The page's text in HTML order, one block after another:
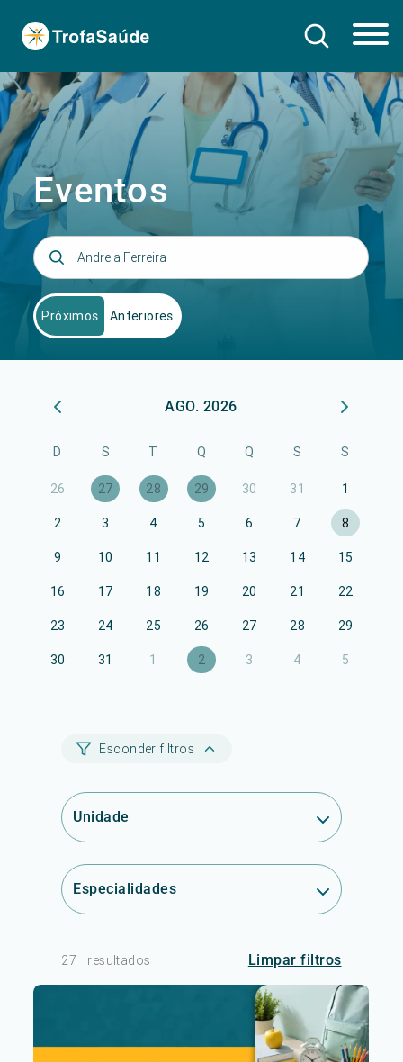
Eventos
Próximos Anteriores
AGO. 2026
D S T Q Q S S
26 27 28 29 30 31 1
2 3 4 5 6 7 8
9 10 11 12 13 14 15
16 17 18 19 20 21 22
23 24 25 26 27 28 29
30 31 1 2 3 4 5
Esconder filtros
Unidade
Especialidades
27 resultados Limpar filtros